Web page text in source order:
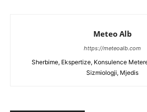
Meteo Alb
https://meteoalb.com
Sherbime, Ekspertize, Konsulence
Sizmiologji, Mjedis